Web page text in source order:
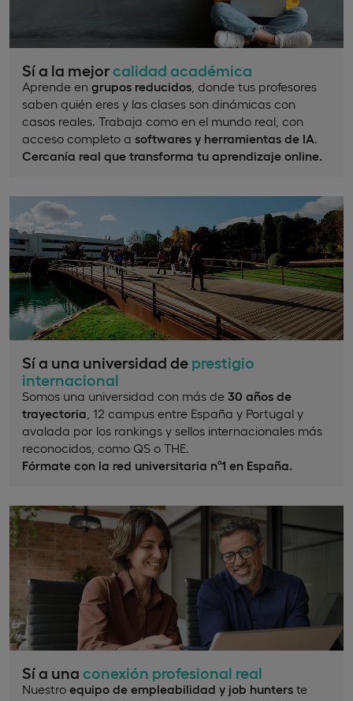
Sí a la mejorcalidad académica
Aprende en grupos reducidos , donde tus profesores
saben quién eres y las clases son dinámicas con
casos reales. Trabaja como en el mundo real, con
acceso completo a softwares y herramientas de IA.
Cercanía real que transforma tu aprendizaje online.
Sí a una universidad de prestigio
internacional
Somos una universidad con más de 30 años de
trayectoria , 12 campus entre España y Portugal y
avalada por los rankings y sellos internacionales más
reconocidos, como QS o THE.
Fórmate con la red universitaria nº1 en España.
Sí a una conexión profesional real
Nuestro equipo de empleabilidad y job hunters te